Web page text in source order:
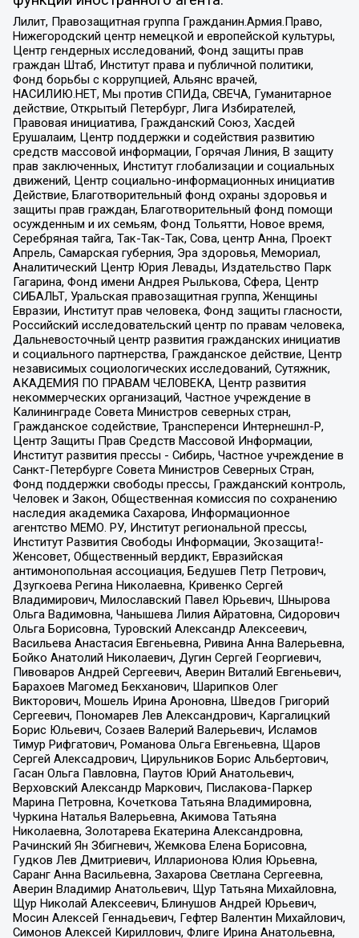
Лилит, Правозащитная группа Гражданин.Армия.Право,
Нижегородский центр немецкой и европейской культуры,
Центр гендерных исследований, Фонд защиты прав
граждан Штаб, Институт права и публичной политики,
Фонд борьбы с коррупцией, Альянс врачей,
НАСИЛИЮ.НЕТ, Мы против СПИДа, СВЕЧА, Гуманитарное
действие, Открытый Петербург, Лига Избирателей,
Правовая инициатива, Гражданский Союз, Хасдей
Ерушалаим, Центр поддержки и содействия развитию
средств массовой информации, Горячая Линия, В защиту
прав заключенных, Институт глобализации и социальных
движений, Центр социально-информационных инициатив
Действие, Благотворительный фонд охраны здоровья и
защиты прав граждан, Благотворительный фонд помощи
осужденным и их семьям, Фонд Тольятти, Новое время,
Серебряная тайга, Так-Так-Так, Сова, центр Анна, Проект
Апрель, Самарская губерния, Эра здоровья, Мемориал,
Аналитический Центр Юрия Левады, Издательство Парк
Гагарина, Фонд имени Андрея Рылькова, Сфера, Центр
СИБАЛЬТ, Уральская правозащитная группа, Женщины
Евразии, Институт прав человека, Фонд защиты гласности,
Российский исследовательский центр по правам человека,
Дальневосточный центр развития гражданских инициатив
и социального партнерства, Гражданское действие, Центр
независимых социологических исследований, Сутяжник,
АКАДЕМИЯ ПО ПРАВАМ ЧЕЛОВЕКА, Центр развития
некоммерческих организаций, Частное учреждение в
Калининграде Совета Министров северных стран,
Гражданское содействие, Трансперенси Интернешнл-Р,
Центр Защиты Прав Средств Массовой Информации,
Институт развития прессы - Сибирь, Частное учреждение в
Санкт-Петербурге Совета Министров Северных Стран,
Фонд поддержки свободы прессы, Гражданский контроль,
Человек и Закон, Общественная комиссия по сохранению
наследия академика Сахарова, Информационное
агентство МЕМО. РУ, Институт региональной прессы,
Институт Развития Свободы Информации, Экозащита!-
Женсовет, Общественный вердикт, Евразийская
антимонопольная ассоциация, Бедушев Петр Петрович,
Дзугкоева Регина Николаевна, Кривенко Сергей
Владимирович, Милославский Павел Юрьевич, Шнырова
Ольга Вадимовна, Чанышева Лилия Айратовна, Сидорович
Ольга Борисовна, Туровский Александр Алексеевич,
Васильева Анастасия Евгеньевна, Ривина Анна Валерьевна,
Бойко Анатолий Николаевич, Дугин Сергей Георгиевич,
Пивоваров Андрей Сергеевич, Аверин Виталий Евгеньевич,
Барахоев Магомед Бекханович, Шарипков Олег
Викторович, Мошель Ирина Ароновна, Шведов Григорий
Сергеевич, Пономарев Лев Александрович, Каргалицкий
Борис Юльевич, Созаев Валерий Валерьевич, Исламов
Тимур Рифгатович, Романова Ольга Евгеньевна, Щаров
Сергей Алексадрович, Цирульников Борис Альбертович,
Гасан Ольга Павловна, Паутов Юрий Анатольевич,
Верховский Александр Маркович, Пислакова-Паркер
Марина Петровна, Кочеткова Татьяна Владимировна,
Чуркина Наталья Валерьевна, Акимова Татьяна
Николаевна, Золотарева Екатерина Александровна,
Рачинский Ян Збигневич, Жемкова Елена Борисовна,
Гудков Лев Дмитриевич, Илларионова Юлия Юрьевна,
Саранг Анна Васильевна, Захарова Светлана Сергеевна,
Аверин Владимир Анатольевич, Щур Татьяна Михайловна,
Щур Николай Алексеевич, Блинушов Андрей Юрьевич,
Мосин Алексей Геннадьевич, Гефтер Валентин Михайлович,
Симонов Алексей Кириллович, Флиге Ирина Анатольевна,